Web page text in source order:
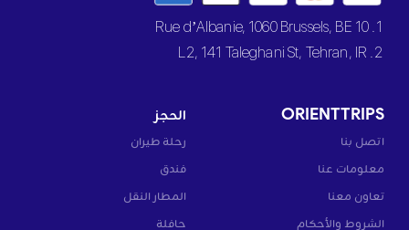
1. 10 Rue d’Albanie, 1060 Brussels, BE
2. L2, 141 Taleghani St, Tehran, IR
ORIENTTRIPS
اتصل بنا
معلومات عنا
تعاون معنا
الشروط والأحكام
الحجز
رحلة طيران
فندق
المطار النقل
حافلة